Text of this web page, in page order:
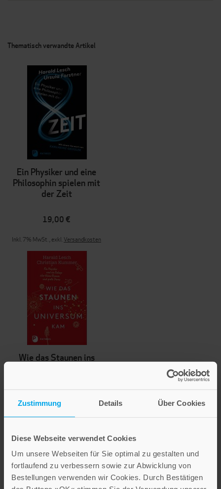
Zustimmung Details Über Cookies
Diese Webseite verwendet Cookies
Um unsere Webseiten für Sie optimal zu gestalten und
fortlaufend zu verbessern sowie zur Abwicklung von
Bestellungen verwenden wir Cookies. Durch Bestätigen
Thematisch verwandte Artikel
Ein Physiker und eine
Philosophin spielen mit
der Zeit
19,00 €
Inkl. 7% MwSt.,exkl.Versandkosten
Wie das Staunen ins